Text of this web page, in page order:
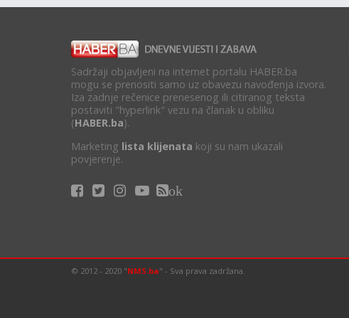
Sadržaji objavljeni na internet portalu HABER.ba
mogu se prenositi samo uz obavezu navođenja izvora.
Iza zadnje rečenice prenesenog ili citiranog teksta
postaviti "hyperlink" vezu na članak u obliku
(HABER.ba).
Marketing lista klijenata koji su nam ukazali
povjerenje.
ok
© 2012 - 2020 "NMS.ba" - Sva prava zadržana.